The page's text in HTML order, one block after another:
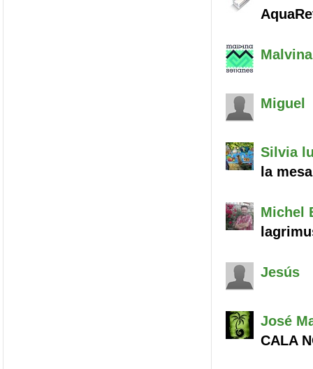
Malvina
Miguel
Silvia
la
Michel
Jesús
José
CALA